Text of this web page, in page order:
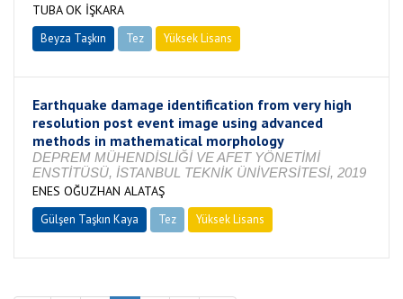
TUBA OK İŞKARA
Beyza Taşkın Tez Yüksek Lisans
Earthquake damage identification from very high
resolution post event image using advanced
methods in mathematical morphology
DEPREM MÜHENDİSLİĞİ VE AFET YÖNETİMİ
ENSTİTÜSÜ, İSTANBUL TEKNİK ÜNİVERSİTESİ, 2019
ENES OĞUZHAN ALATAŞ
Gülşen Taşkın Kaya Tez Yüksek Lisans